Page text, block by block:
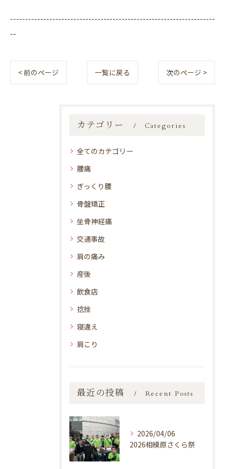
--------------------------------------------------------------------
--
< 前のページ 一覧に戻る 次のページ >
カテゴリー Categories
全てのカテゴリー
腰痛
ぎっくり腰
骨盤矯正
坐骨神経痛
交通事故
肩の痛み
産後
飲食店
捻挫
寝違え
肩こり
最近の投稿 Recent Posts
2026/04/06
2026相模原さくら祭